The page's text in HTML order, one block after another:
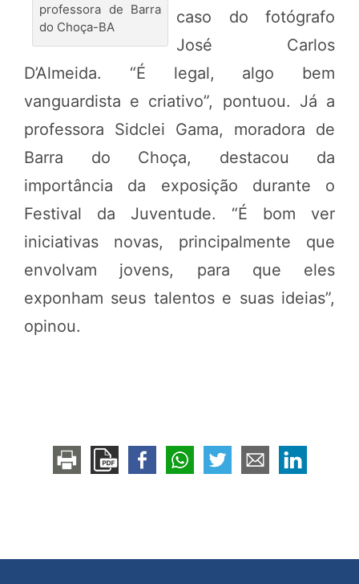
professora de Barra
do Choça-BA
caso do fotógrafo
José Carlos
D’Almeida. “É legal, algo bem
vanguardista e criativo”, pontuou. Já a
professora Sidclei Gama, moradora de
Barra do Choça, destacou da
importância da exposição durante o
Festival da Juventude. “É bom ver
iniciativas novas, principalmente que
envolvam jovens, para que eles
exponham seus talentos e suas ideias”,
opinou.